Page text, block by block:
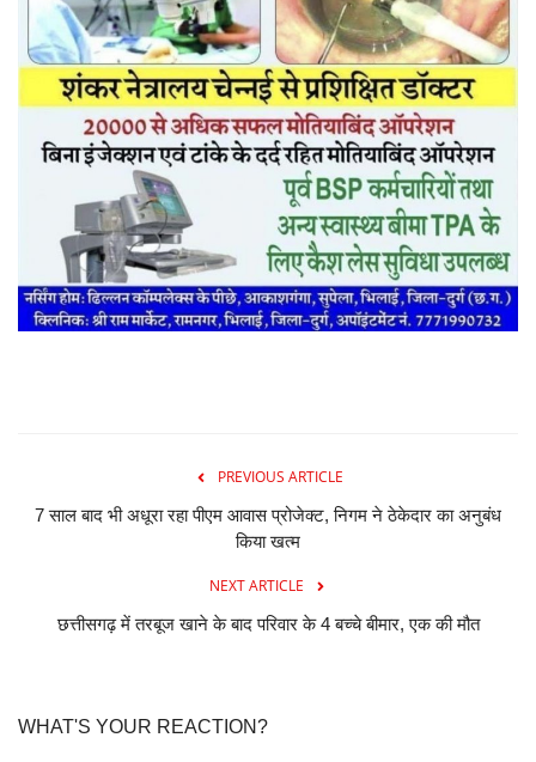
PREVIOUS ARTICLE
7 साल बाद भी अधूरा रहा पीएम आवास प्रोजेक्ट, निगम ने ठेकेदार का अनुबंध
किया खत्म
NEXT ARTICLE
छत्तीसगढ़ में तरबूज खाने के बाद परिवार के 4 बच्चे बीमार, एक की मौत
WHAT'S YOUR REACTION?